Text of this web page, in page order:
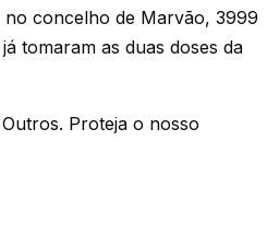
no concelho de Marvão, 3999
tomaram as duas doses da
Proteja o nosso